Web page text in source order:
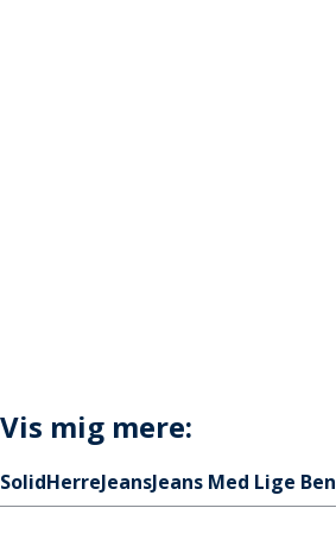
Vis mig mere:
SolidHerreJeansJeans Med Lige Ben